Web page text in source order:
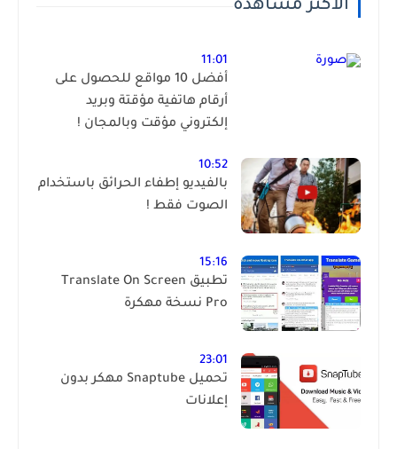
الأكثر مشاهدة
11:01
أفضل 10 مواقع للحصول على
أرقام هاتفية مؤقتة وبريد
إلكتروني مؤقت وبالمجان !
10:52
بالفيديو إطفاء الحرائق باستخدام
الصوت فقط !
15:16
تطبيق Translate On Screen
Pro نسخة مهكرة
23:01
تحميل Snaptube مهكر بدون
إعلانات